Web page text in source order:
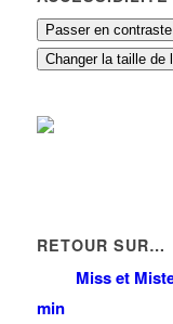
Passer en
Changer la taille de
RETOUR SUR…
Miss et
min